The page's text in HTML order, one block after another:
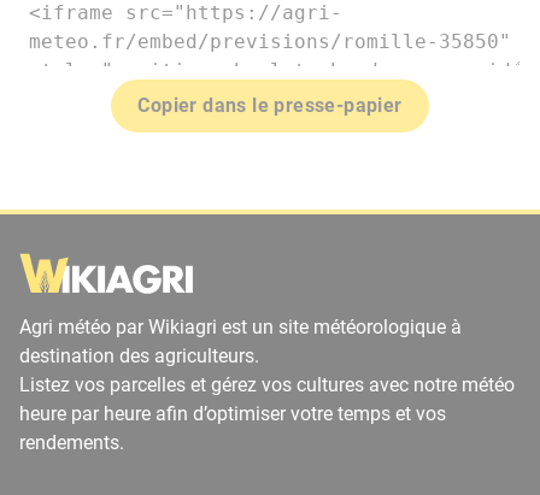
Copier dans le presse-papier
Agri météo par Wikiagri est un site météorologique à
destination des agriculteurs.
Listez vos parcelles et gérez vos cultures avec notre météo
heure par heure afin d’optimiser votre temps et vos
rendements.